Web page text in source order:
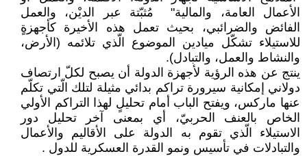
الأعمال العامة، ‏والمالية"‏ ‏ مُثبّتة عبر الديْن، والعمل
الفائض ‏والضرائبي، بحيث تعمل هذه الأخيرة كأجهزةٍ
‏للاستيلاء تشكّل ميادين الموضوع الّذي تلائمه ‏‏(الأرض،
والنشاط والعمل، والتبادل). ‏
ينتج عن هذه الرؤية لأجهزة الدولة أن يصبح لكلّ ‏ارتصاف
دولاني إمكانية سيرورة تراكم بدائي مثيلة ‏لتلك الّتي تكلّم
عنها ماركس، ويفتح الباب أمام ‏تحليلٍ لهذا التراكم الأولي
الخاص بالعنف الحربيّ، ‏أي بمعنى آخر تحليل دور
الاستيلاء الّذي تقوم به ‏الدولة على الأقاليم والأعمال
والتبادلات في ‏تأسيس ونمو القدرة العسكرية للدول ‏.‏